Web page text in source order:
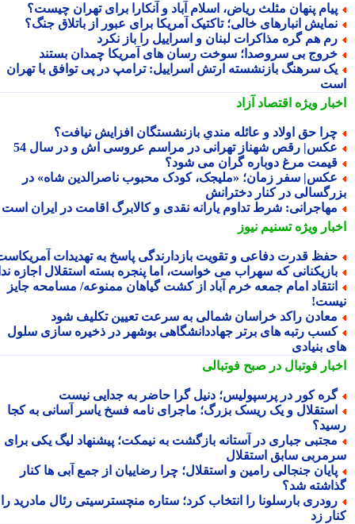
پنهان مثلث ریاض، اسلام آباد و آنکارا برای تهران چیست؟
انبارهای خالی؛ تاکتیک آمریکا برای عبور از باتلاق جنگ؟
هم گره مذاکرات لبنان و اسراییل را باز نکرد
بی سروصدا؛ سوخت رسان های آمریکا چمدان بستند
سرهنگ بازنشسته ارتش اسراییل: ترامپ در پی توافق با تهران
ویژهاقتصاد آزاد
حق اولاد و عائله مندیِ بازنشستگان افزایش نیافت؟
رقص شهناز تهرانی در مراسم عروسی اش و در سال 54
مرغ دوباره گران می شود؟
سفر زمان؛ «ملیجک، کودک محبوب ناصرالدین شاه» در
در کنار دخترانش
شرط تداوم یارانه نقدی و کالابرگ اقامت در ایران است
ویژهتسنیم نیوز
قدرت دفاعی و تقویت بازدارندگی پاسخ به تهدیدات آمریکاست
که سهراب می خواست، اما پنجره بسته استقلال اجازه نداد
امام جمعه خرم آباد از کشت گیاهان ممنوعه/ مسامحه جایز
راکد خراسان شمالی به سرعت تعیین تکلیف شود
رتبه های برتر جهاددانشگاهی بوشهر در ذخیره سازی سلول
بنیادی
فوتبال در صبح فوتبالی
کور در پرسپولیس؛ دنیل گرا حاضر به جدایی نیست
و یک ریسک بزرگ؛ ماجرای نامه فسخ یاسر آسانی به کجا
جباری در آستانه بازگشت به نیمکت؛ پیشنهاد لیگ یکی برای
سابق استقلال
جنجالی رامین و استقلال؛ چرا رضاییان از جمع آبی ها کنار
شد؟
بارسلونا را انتخاب کرد؛ ستاره منچسترسیتی رئال مادرید را
زد